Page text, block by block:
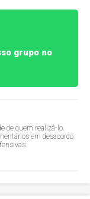
grupo no
de quem realizá-lo.
em desacordo